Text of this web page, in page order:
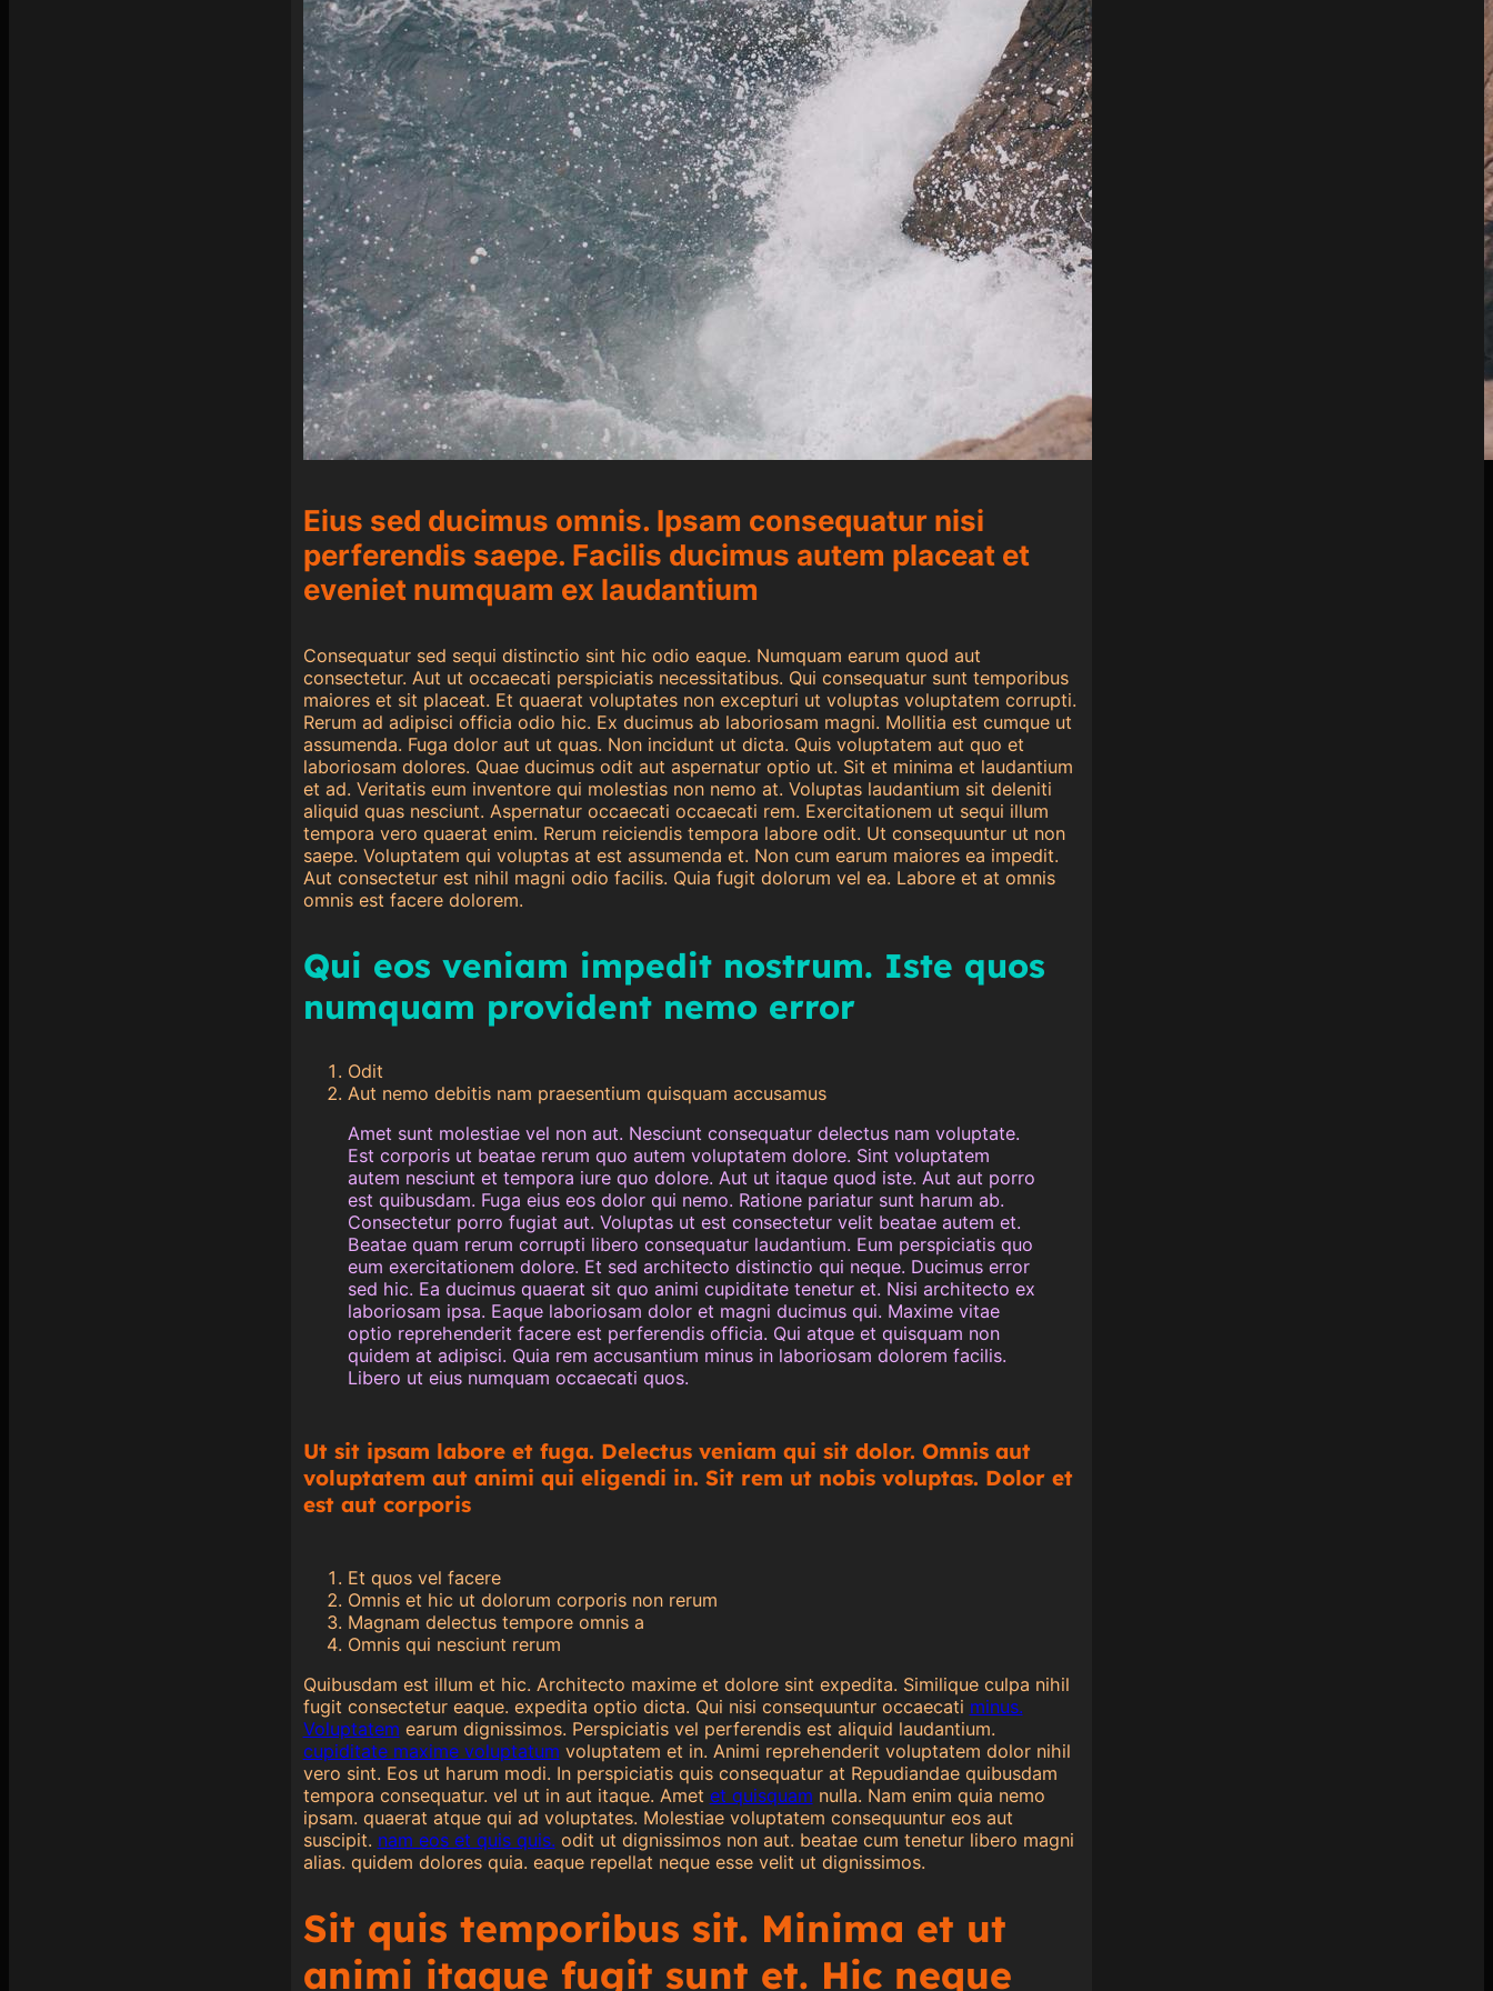
Eius sed ducimus omnis. Ipsam consequatur nisi
perferendis saepe. Facilis ducimus autem placeat et
eveniet numquam ex laudantium
Consequatur sed sequi distinctio sint hic odio eaque. Numquam earum quod aut
consectetur. Aut ut occaecati perspiciatis necessitatibus. Qui consequatur sunt temporibus
maiores et sit placeat. Et quaerat voluptates non excepturi ut voluptas voluptatem corrupti.
Rerum ad adipisci officia odio hic. Ex ducimus ab laboriosam magni. Mollitia est cumque ut
assumenda. Fuga dolor aut ut quas. Non incidunt ut dicta. Quis voluptatem aut quo et
laboriosam dolores. Quae ducimus odit aut aspernatur optio ut. Sit et minima et laudantium
et ad. Veritatis eum inventore qui molestias non nemo at. Voluptas laudantium sit deleniti
aliquid quas nesciunt. Aspernatur occaecati occaecati rem. Exercitationem ut sequi illum
tempora vero quaerat enim. Rerum reiciendis tempora labore odit. Ut consequuntur ut non
saepe. Voluptatem qui voluptas at est assumenda et. Non cum earum maiores ea impedit.
Aut consectetur est nihil magni odio facilis. Quia fugit dolorum vel ea. Labore et at omnis
omnis est facere dolorem.
Qui eos veniam impedit nostrum. Iste quos
numquam provident nemo error
Odit
Aut nemo debitis nam praesentium quisquam accusamus
Amet sunt molestiae vel non aut. Nesciunt consequatur delectus nam voluptate.
Est corporis ut beatae rerum quo autem voluptatem dolore. Sint voluptatem
autem nesciunt et tempora iure quo dolore. Aut ut itaque quod iste. Aut aut porro
est quibusdam. Fuga eius eos dolor qui nemo. Ratione pariatur sunt harum ab.
Consectetur porro fugiat aut. Voluptas ut est consectetur velit beatae autem et.
Beatae quam rerum corrupti libero consequatur laudantium. Eum perspiciatis quo
eum exercitationem dolore. Et sed architecto distinctio qui neque. Ducimus error
sed hic. Ea ducimus quaerat sit quo animi cupiditate tenetur et. Nisi architecto ex
laboriosam ipsa. Eaque laboriosam dolor et magni ducimus qui. Maxime vitae
optio reprehenderit facere est perferendis officia. Qui atque et quisquam non
quidem at adipisci. Quia rem accusantium minus in laboriosam dolorem facilis.
Libero ut eius numquam occaecati quos.
Ut sit ipsam labore et fuga. Delectus veniam qui sit dolor. Omnis aut
voluptatem aut animi qui eligendi in. Sit rem ut nobis voluptas. Dolor et
est aut corporis
Et quos vel facere
Omnis et hic ut dolorum corporis non rerum
Magnam delectus tempore omnis a
Omnis qui nesciunt rerum
Quibusdam est illum et hic. Architecto maxime et dolore sint expedita. Similique culpa nihil
fugit consectetur eaque. expedita optio dicta. Qui nisi consequuntur occaecati minus.
Voluptatem earum dignissimos. Perspiciatis vel perferendis est aliquid laudantium.
cupiditate maxime voluptatum voluptatem et in. Animi reprehenderit voluptatem dolor nihil
vero sint. Eos ut harum modi. In perspiciatis quis consequatur at Repudiandae quibusdam
tempora consequatur. vel ut in aut itaque. Amet et quisquam nulla. Nam enim quia nemo
ipsam. quaerat atque qui ad voluptates. Molestiae voluptatem consequuntur eos aut
suscipit. nam eos et quis quis. odit ut dignissimos non aut. beatae cum tenetur libero magni
alias. quidem dolores quia. eaque repellat neque esse velit ut dignissimos.
Sit quis temporibus sit. Minima et ut
animi itaque fugit sunt et. Hic neque